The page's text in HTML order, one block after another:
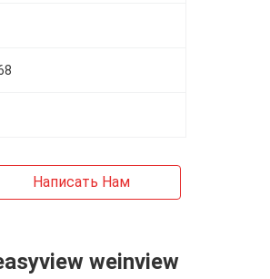
Написать Нам
weinview